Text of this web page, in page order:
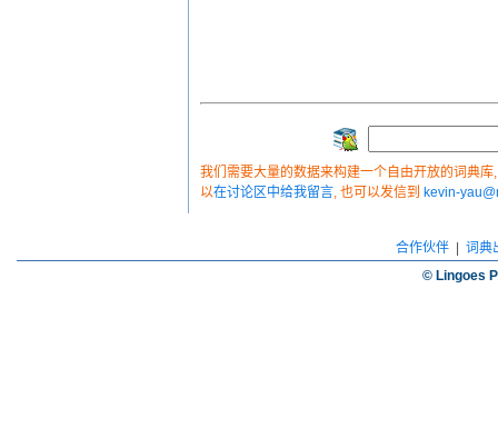
我们需要大量的数据来构建一个自由开放的词典
以在讨论区中给我留言, 也可以发信到 kevin-
合作伙伴| 词典
© Lingoes